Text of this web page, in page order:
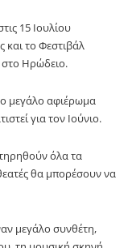
15 Ιουλίου
και το Φεστιβάλ
στο Ηρώδειο.
μεγάλο αφιέρωμα
για τον Ιούνιο.
όλα τα
θα μπορέσουν να
μεγάλο συνθέτη,